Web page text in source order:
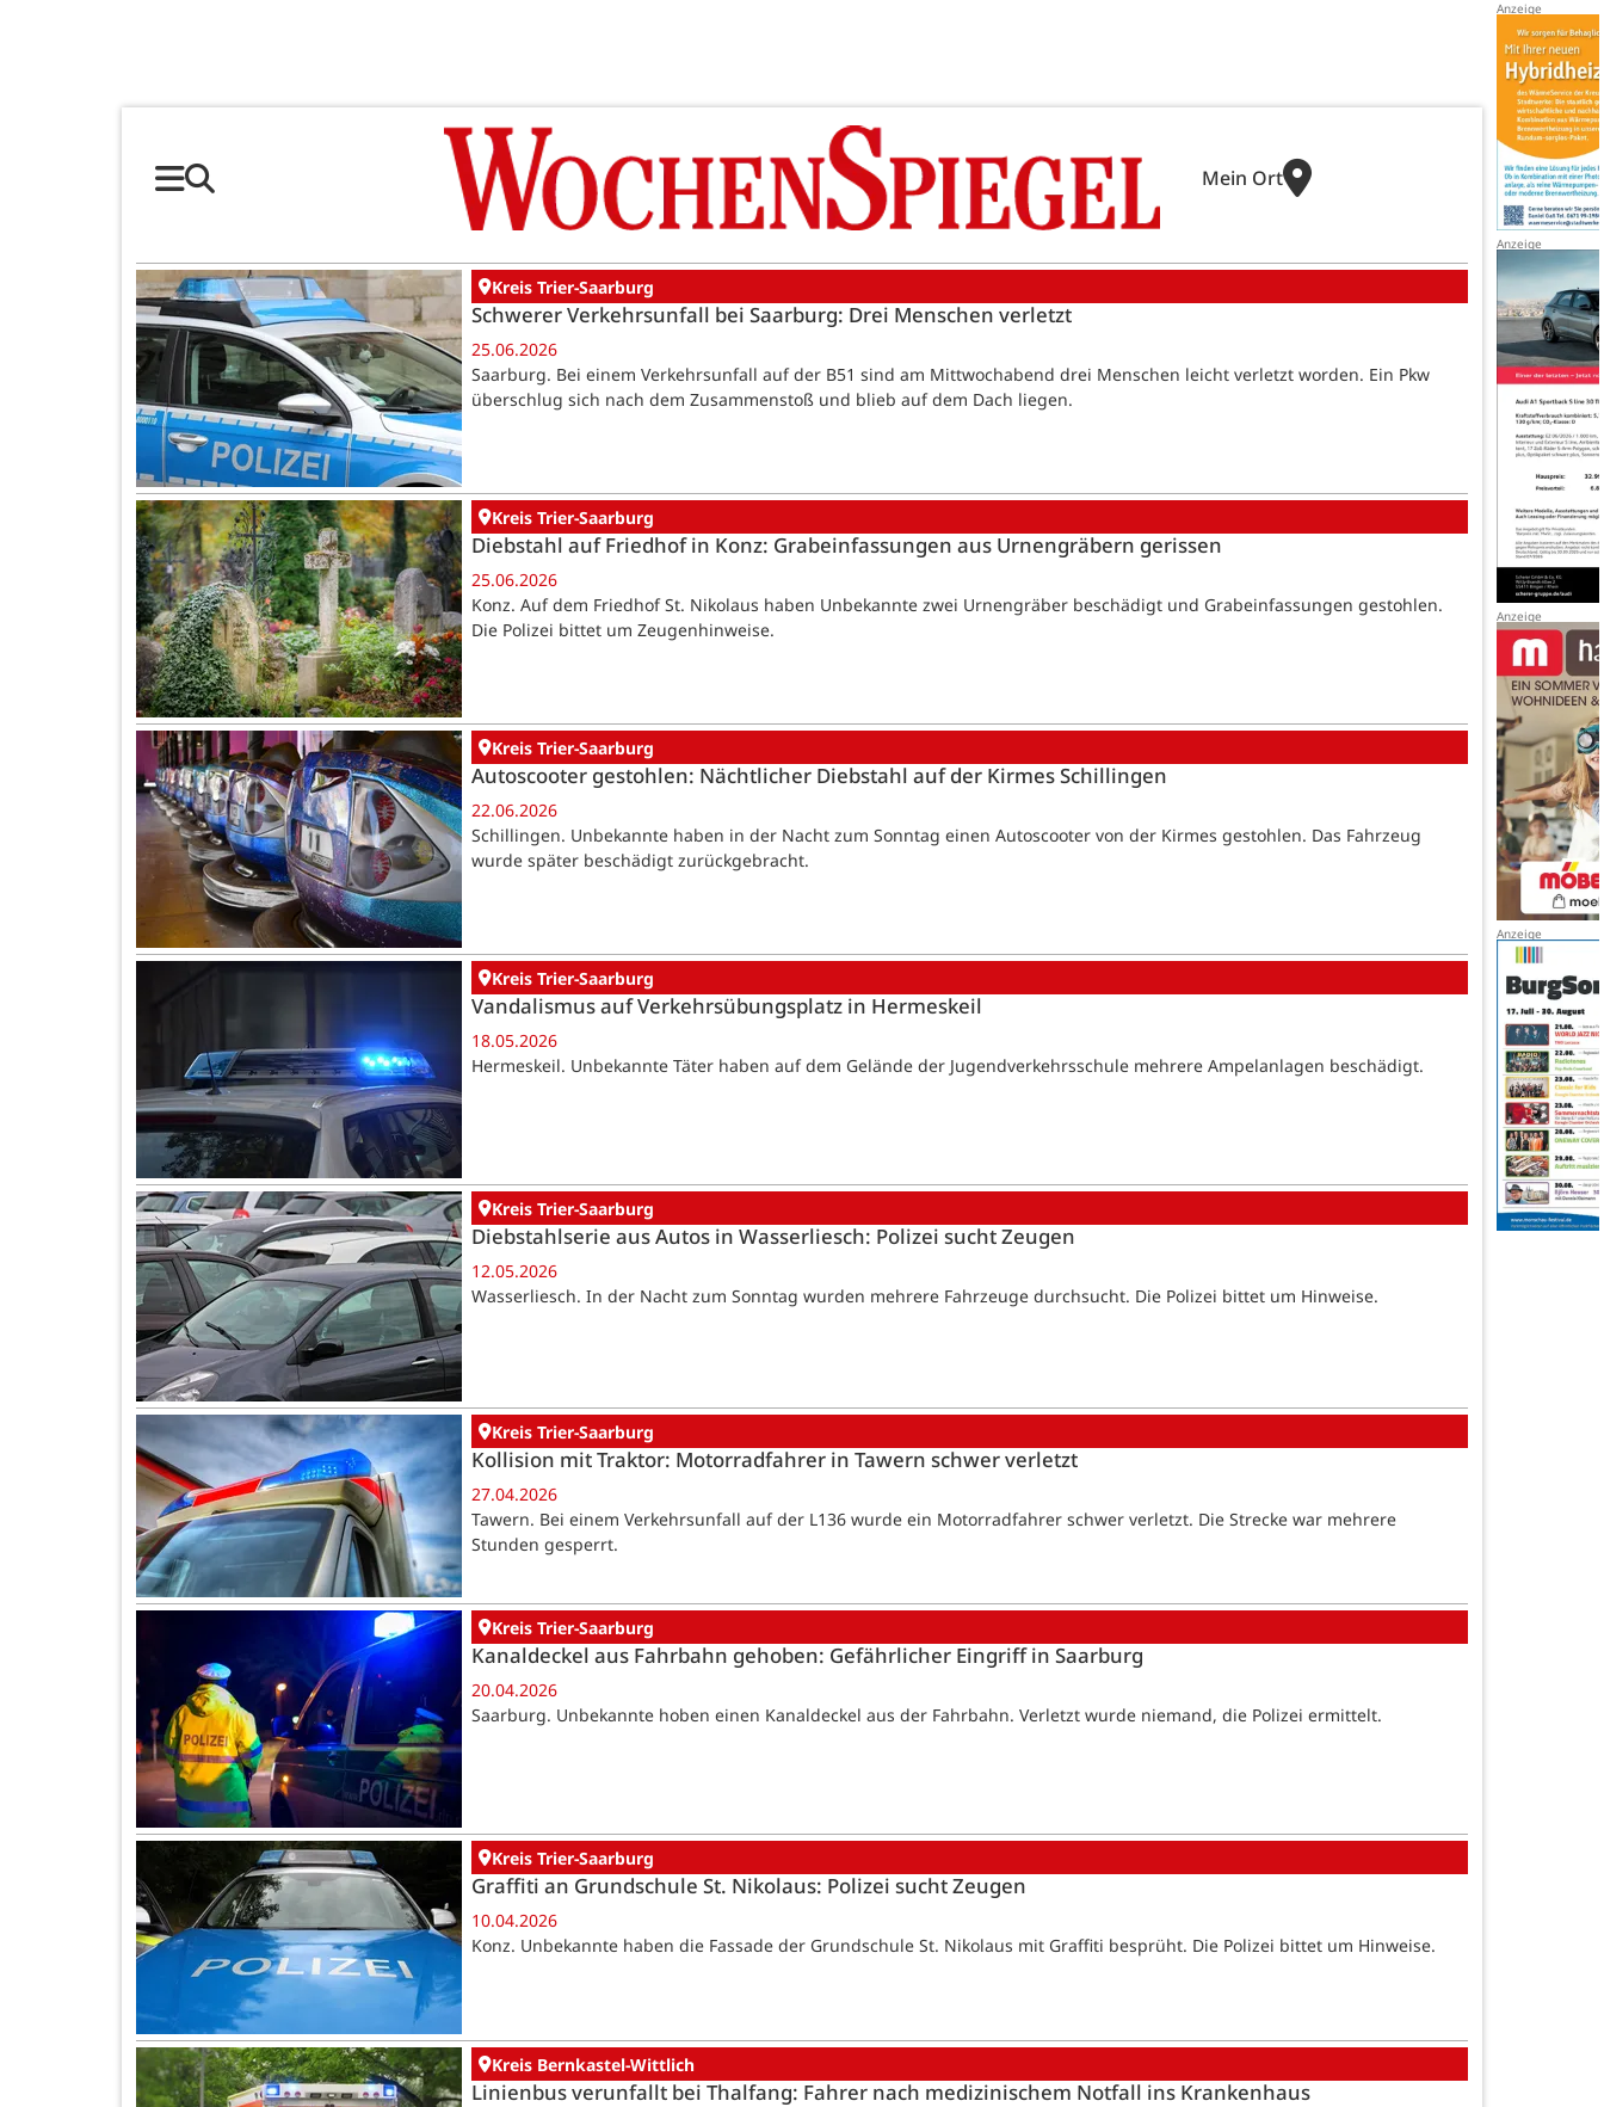
Mein Ort
Kreis Trier-Saarburg
Schwerer Verkehrsunfall bei Saarburg: Drei Menschen verletzt
25.06.2026
Saarburg. Bei einem Verkehrsunfall auf der B51 sind am Mittwochabend drei Menschen leicht verletzt worden. Ein Pkw
überschlug sich nach dem Zusammenstoß und blieb auf dem Dach liegen.
Kreis Trier-Saarburg
Diebstahl auf Friedhof in Konz: Grabeinfassungen aus Urnengräbern gerissen
25.06.2026
Konz. Auf dem Friedhof St. Nikolaus haben Unbekannte zwei Urnengräber beschädigt und Grabeinfassungen gestohlen.
Die Polizei bittet um Zeugenhinweise.
Kreis Trier-Saarburg
Autoscooter gestohlen: Nächtlicher Diebstahl auf der Kirmes Schillingen
22.06.2026
Schillingen. Unbekannte haben in der Nacht zum Sonntag einen Autoscooter von der Kirmes gestohlen. Das Fahrzeug
wurde später beschädigt zurückgebracht.
Kreis Trier-Saarburg
Vandalismus auf Verkehrsübungsplatz in Hermeskeil
18.05.2026
Hermeskeil. Unbekannte Täter haben auf dem Gelände der Jugendverkehrsschule mehrere Ampelanlagen beschädigt.
Kreis Trier-Saarburg
Diebstahlserie aus Autos in Wasserliesch: Polizei sucht Zeugen
12.05.2026
Wasserliesch. In der Nacht zum Sonntag wurden mehrere Fahrzeuge durchsucht. Die Polizei bittet um Hinweise.
Kreis Trier-Saarburg
Kollision mit Traktor: Motorradfahrer in Tawern schwer verletzt
27.04.2026
Tawern. Bei einem Verkehrsunfall auf der L136 wurde ein Motorradfahrer schwer verletzt. Die Strecke war mehrere
Stunden gesperrt.
Kreis Trier-Saarburg
Kanaldeckel aus Fahrbahn gehoben: Gefährlicher Eingriff in Saarburg
20.04.2026
Saarburg. Unbekannte hoben einen Kanaldeckel aus der Fahrbahn. Verletzt wurde niemand, die Polizei ermittelt.
Kreis Trier-Saarburg
Graffiti an Grundschule St. Nikolaus: Polizei sucht Zeugen
10.04.2026
Konz. Unbekannte haben die Fassade der Grundschule St. Nikolaus mit Graffiti besprüht. Die Polizei bittet um Hinweise.
Kreis Bernkastel-Wittlich
Linienbus verunfallt bei Thalfang: Fahrer nach medizinischem Notfall ins Krankenhaus